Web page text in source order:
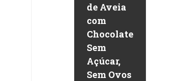
de Aveia
com
Chocolate
Sem
Açúcar,
Sem Ovos